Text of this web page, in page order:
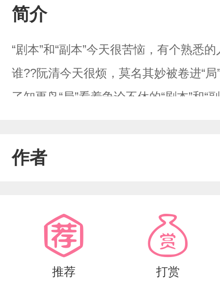
简介
“剧本”和“副本”今天很苦恼，有个熟悉
谁??阮清今天很烦，莫名其妙被卷进“
了知更鸟“局”看着争论不休的“剧本”和“
作者
推荐 打赏